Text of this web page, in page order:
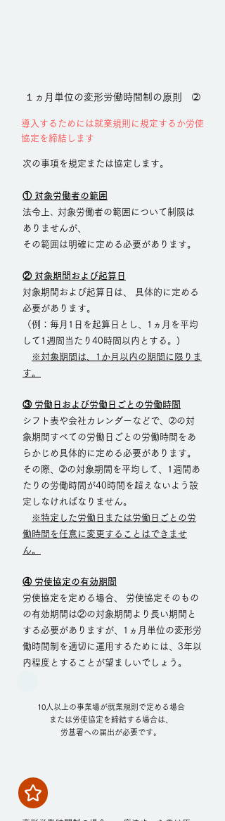
１ヵ月単位の変形労働時間制の原則 ➁
導入するためには就業規則に規定するか労使
協定を締結します
次の事項を規定または協定します。
① 対象労働者の範囲
法令上､ 対象労働者の範囲について制限は
ありませんが、
その範囲は明確に定める必要があります。
② 対象期間および起算日
対象期間および起算日は、 具体的に定める
必要があります。
（例：毎月1日を起算日とし、1ヵ月を平均
して1週間当たり40時間以内とする。)
※対象期間は、1か月以内の期間に限りま
す。
③ 労働日および労働日ごとの労働時間
シフト表や会社カレンダーなどで、➁の対
象期間すべての労働日ごとの労働時間をあ
らかじめ具体的に定める必要があります。
その際、➁の対象期間を平均して、1週間あ
たりの労働時間が40時間を超えないよう設
定しなければなりません。
※特定した労働日または労働日ごとの労
働時間を任意に変更することはできませ
ん。
④ 労使協定の有効期間
労使協定を定める場合、 労使協定そのもの
の有効期間は②の対象期間より長い期間と
する必要がありますが、1ヵ月単位の変形労
働時間制を適切に運用するためには、3年以
内程度とすることが望ましいでしょう。
10人以上の事業場が就業規則で定める場合
または労使協定を締結する場合は、
労基署への届出が必要です。